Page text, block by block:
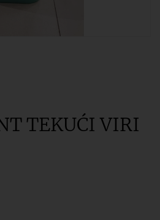
TEKUĆI VIRI